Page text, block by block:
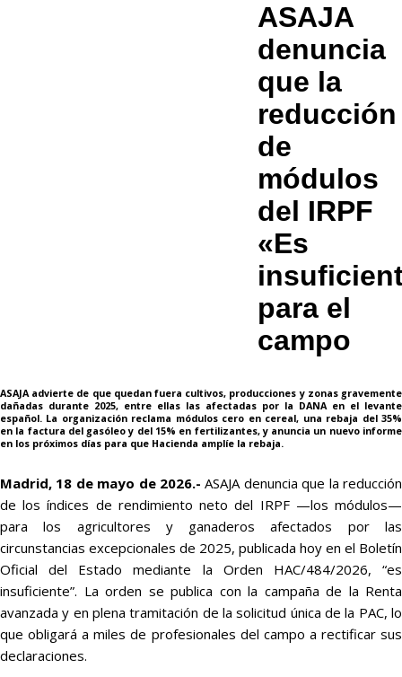
ASAJA
denuncia
que la
reducción
de
módulos
del IRPF
«Es
para el
campo
ASAJA advierte de que quedan fuera cultivos, producciones y zonas gravemente
dañadas durante 2025, entre ellas las afectadas por la DANA en el levante
español. La organización reclama módulos cero en cereal, una rebaja del 35%
en la factura del gasóleo y del 15% en fertilizantes, y anuncia un nuevo informe
en los próximos días para que Hacienda amplíe la rebaja.
Madrid, 18 de mayo de 2026.- ASAJA denuncia que la reducción
de los índices de rendimiento neto del IRPF —los módulos—
para los agricultores y ganaderos afectados por las
circunstancias excepcionales de 2025, publicada hoy en el Boletín
Oficial del Estado mediante la Orden HAC/484/2026, “es
insuficiente”. La orden se publica con la campaña de la Renta
avanzada y en plena tramitación de la solicitud única de la PAC, lo
que obligará a miles de profesionales del campo a rectificar sus
declaraciones.